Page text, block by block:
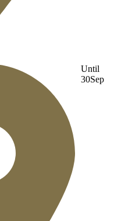
Until
30Sep